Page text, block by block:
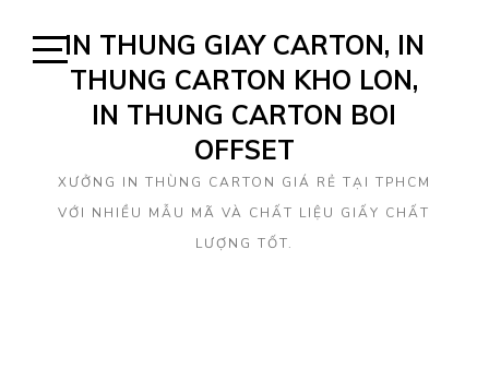
Open
Sidebar
IN THUNG GIAY CARTON, IN
THUNG CARTON KHO LON,
IN THUNG CARTON BOI
OFFSET
XƯỞNG IN THÙNG CARTON GIÁ RẺ TẠI TPHCM
VỚI NHIỀU MẪU MÃ VÀ CHẤT LIỆU GIẤY CHẤT
LƯỢNG TỐT.